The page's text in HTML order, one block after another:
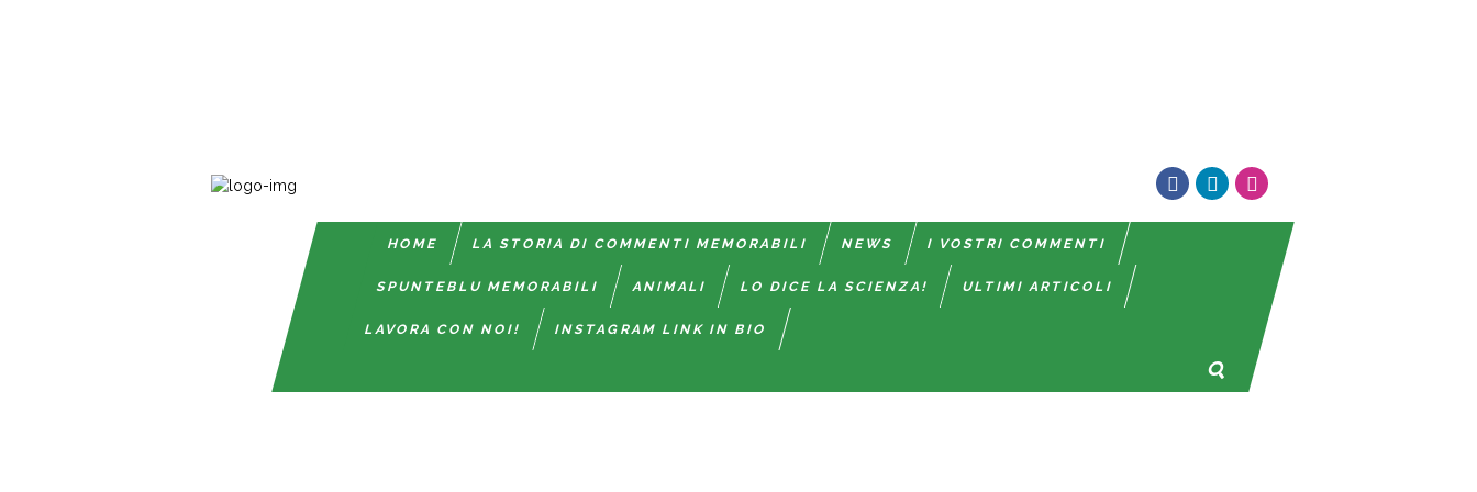
HOME LA STORIA DI COMMENTI MEMORABILI NEWS I VOSTRI COMMENTI
SPUNTEBLU MEMORABILI ANIMALI LO DICE LA SCIENZA! ULTIMI ARTICOLI
LAVORA CON NOI! INSTAGRAM LINK IN BIO